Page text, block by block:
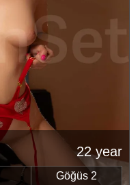
22 year
Göğüs 2